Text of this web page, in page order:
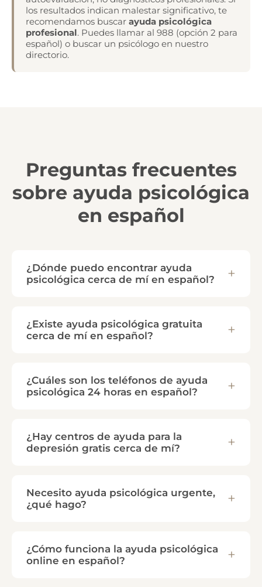
los resultados indican malestar significativo, te
recomendamos buscar ayuda psicológica
profesional. Puedes llamar al 988 (opción 2 para
español) o buscar un psicólogo en nuestro
directorio.
Preguntas frecuentes
sobre ayuda psicológica
en español
¿Dónde puedo encontrar ayuda
psicológica cerca de mí en español?
¿Existe ayuda psicológica gratuita
cerca de mí en español?
¿Cuáles son los teléfonos de ayuda
psicológica 24 horas en español?
¿Hay centros de ayuda para la
depresión gratis cerca de mí?
Necesito ayuda psicológica urgente,
¿qué hago?
¿Cómo funciona la ayuda psicológica
online en español?